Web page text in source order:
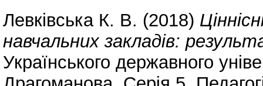
Левківська К. В. (2018)
навчальних закладів:
Українського державного